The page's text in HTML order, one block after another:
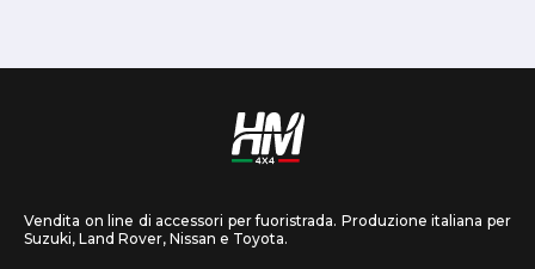
Vendita on line di accessori per fuoristrada. Produzione italiana per
Suzuki, Land Rover, Nissan e Toyota.